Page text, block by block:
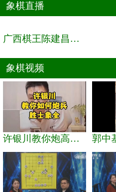
象棋直播
广西棋王陈建昌直播间
象棋视频
许银川教你炮高兵士象全如何赢士象全，简单四步即可